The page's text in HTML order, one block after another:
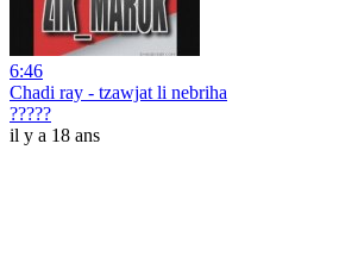
6:46
Chadi ray - tzawjat li nebriha
?????
il y a 18 ans